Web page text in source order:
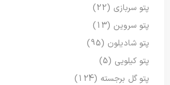
پتو سربازی (22)
پتو سروین (13)
پتو شادیلون (95)
پتو کیلویی (5)
پتو گل برجسته (124)